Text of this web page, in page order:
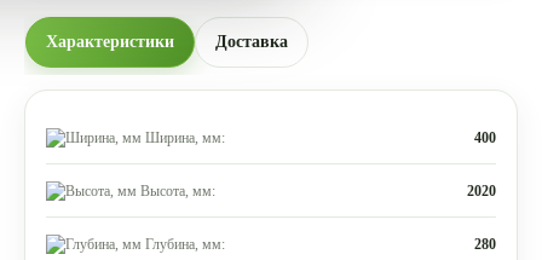
Характеристики Доставка
Ширина, мм: 400
Высота, мм: 2020
Глубина, мм: 280